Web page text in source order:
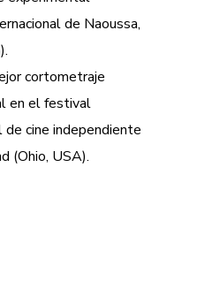
de Naoussa,
cortometraje
en el festival
de cine independiente
(Ohio, USA).